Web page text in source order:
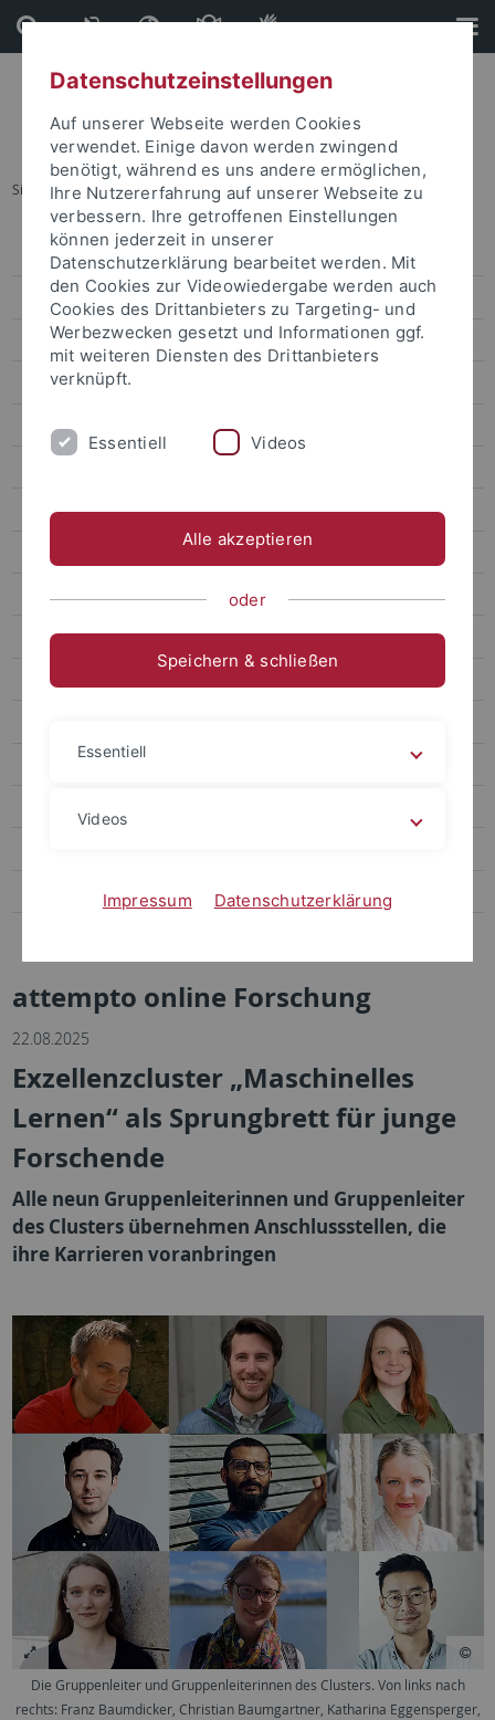
Direkt
zum
Inhalt
Direkt
zur
Fußleiste
Sie sind hier: Startseite ... Forschung
Pressemitteilungen
attempto online
Forschung
Studium
Termine
Newsletter Uni Tübingen aktuell
Forschungsmagazin Attempto
Social Media
attempto online Forschung
22.08.2025
Exzellenzcluster „Maschinelles
Lernen“ als Sprungbrett für junge
Forschende
Alle neun Gruppenleiterinnen und Gruppenleiter
des Clusters übernehmen Anschlussstellen, die
ihre Karrieren voranbringen
Die Gruppenleiter und Gruppenleiterinnen des Clusters. Von links nach
rechts: Franz Baumdicker, Christian Baumgartner, Katharina Eggensperger,
Datenschutzeinstellungen
Auf unserer Webseite werden Cookies
verwendet. Einige davon werden zwingend
benötigt, während es uns andere ermöglichen,
Ihre Nutzererfahrung auf unserer Webseite zu
verbessern. Ihre getroffenen Einstellungen
können jederzeit in unserer
Datenschutzerklärung bearbeitet werden. Mit
den Cookies zur Videowiedergabe werden auch
Cookies des Drittanbieters zu Targeting- und
Werbezwecken gesetzt und Informationen ggf.
mit weiteren Diensten des Drittanbieters
verknüpft.
Essentiell Videos
Alle akzeptieren
oder
Speichern & schließen
Essentiell
Videos
Impressum Datenschutzerklärung